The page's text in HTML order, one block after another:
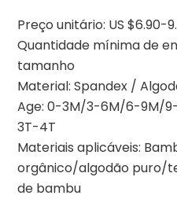
Preço unitário: US $6.90-
Quantidade mínima de
tamanho
Material: Spandex /
Age: 0-3M/3-6M/6-9M/
3T-4T
Materiais aplicáveis:
orgânico/algodão puro/
de bambu